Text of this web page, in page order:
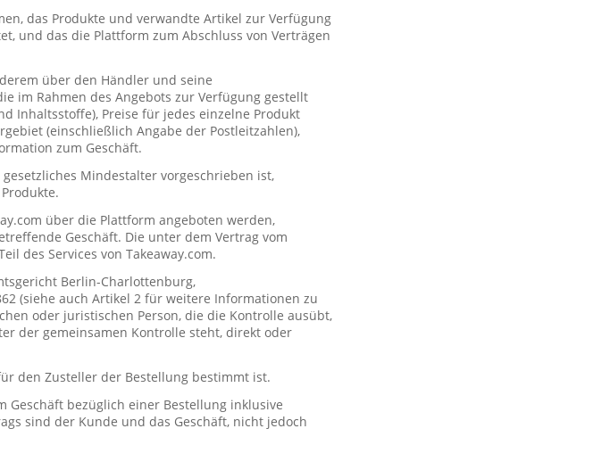
das Produkte und verwandte Artikel zur Verfügung
und das die Plattform zum Abschluss von Verträgen
über den Händler und seine
im Rahmen des Angebots zur Verfügung gestellt
Inhaltsstoffe), Preise für jedes einzelne Produkt
(einschließlich Angabe der Postleitzahlen),
zum Geschäft.
Mindestalter vorgeschrieben ist,
über die Plattform angeboten werden,
Geschäft. Die unter dem Vertrag vom
des Services von Takeaway.com.
Berlin-Charlottenburg,
(siehe auch Artikel 2 für weitere Informationen zu
oder juristischen Person, die die Kontrolle ausübt,
der gemeinsamen Kontrolle steht, direkt oder
den Zusteller der Bestellung bestimmt ist.
Geschäft bezüglich einer Bestellung inklusive
sind der Kunde und das Geschäft, nicht jedoch